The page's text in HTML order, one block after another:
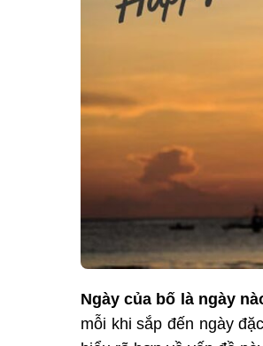
Ngày của bố là ngày
mỗi khi sắp đến ngày